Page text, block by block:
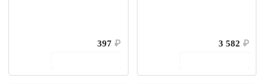
397 ₽
3 582 ₽